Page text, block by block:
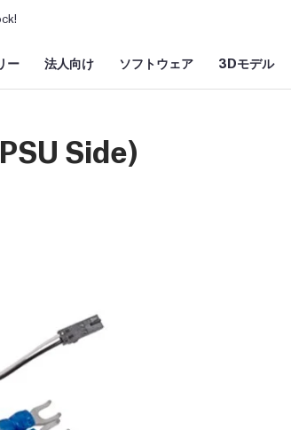
ー 法人向け ソフトウェア 3Dモデル
Side)